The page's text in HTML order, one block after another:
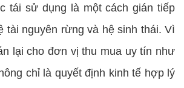
tái sử dụng là một cách gián tiếp
tài nguyên rừng và hệ sinh thái. Vì
lại cho đơn vị thu mua uy tín như
chỉ là quyết định kinh tế hợp lý